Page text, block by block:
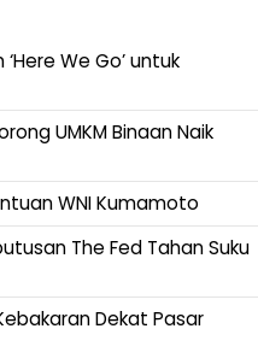
We Go’ untuk
UMKM Binaan Naik
WNI Kumamoto
The Fed Tahan Suku
Dekat Pasar